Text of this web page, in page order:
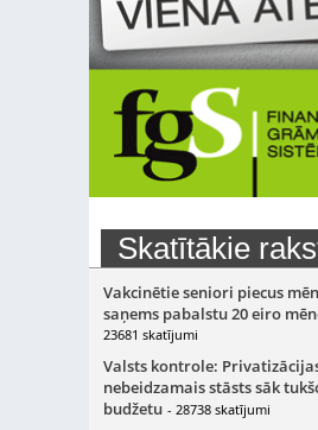
Skatītākie
Vakcinētie seniori piecus
saņems pabalstu 20 eiro
23681 skatījumi
Valsts kontrole:
nebeidzamais stāsts sāk
budžetu - 28738 skatījumi